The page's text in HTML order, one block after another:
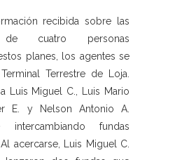
recibida sobre las
de cuatro personas
planes, los agentes se
Terrestre de Loja.
Luis Miguel C., Luis Mario
E. y Nelson Antonio A.
intercambiando fundas
acercarse, Luis Miguel C.